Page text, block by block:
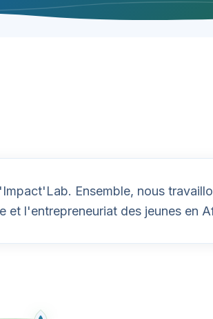
Ensemble, nous
et l'entrepreneuriat des jeunes en